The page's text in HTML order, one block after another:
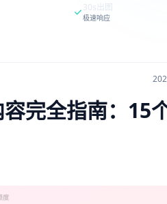
30s出图
极速响应
完全指南：15